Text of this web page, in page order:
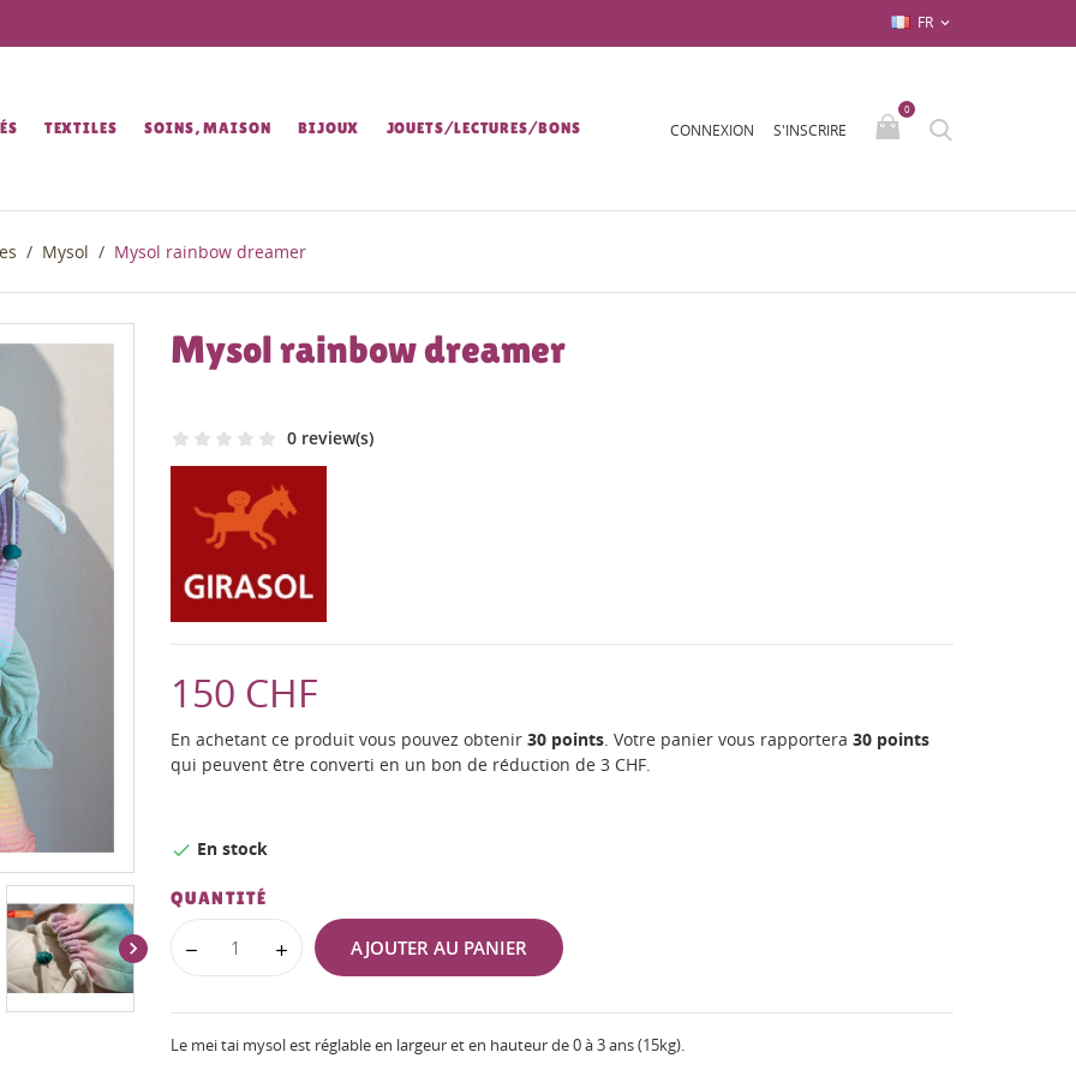
FR 
TEXTILES SOINS, MAISON BIJOUX JOUETS/LECTURES/BONS CONNEXION S'INSCRIRE
0
Mysol Mysol rainbow dreamer

Mysol rainbow dreamer
0 review(s)
150 CHF
En achetant ce produit vous pouvez obtenir 30points. Votre panier vous rapportera 30points
qui peuvent être converti en un bon de réduction de 3 CHF.
 En stock
QUANTITÉ
AJOUTER AU PANIER
Le mei tai mysol est réglable en largeur et en hauteur de 0 à 3 ans (15kg).